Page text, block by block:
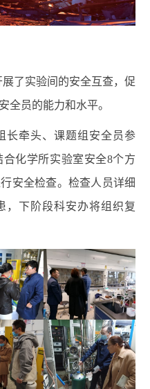
展了实验间的安全互查，促
全员的能力和水平。
长牵头、课题组安全员参
化学所实验室安全8个方
安全检查。检查人员详细
，下阶段科安办将组织复